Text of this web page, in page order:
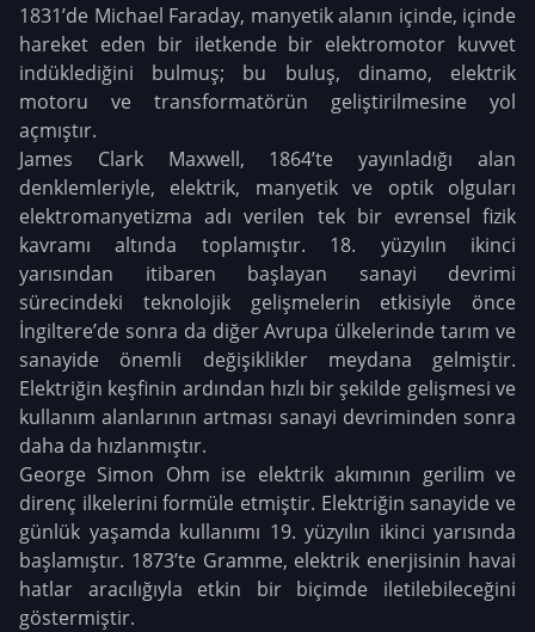
1831’de Michael Faraday, manyetik alanın içinde, içinde
hareket eden bir iletkende bir elektromotor kuvvet
indüklediğini bulmuş; bu buluş, dinamo, elektrik
motoru ve transformatörün geliştirilmesine yol
açmıştır.
James Clark Maxwell, 1864’te yayınladığı alan
denklemleriyle, elektrik, manyetik ve optik olguları
elektromanyetizma adı verilen tek bir evrensel fizik
kavramı altında toplamıştır. 18. yüzyılın ikinci
yarısından itibaren başlayan sanayi devrimi
sürecindeki teknolojik gelişmelerin etkisiyle önce
İngiltere’de sonra da diğer Avrupa ülkelerinde tarım ve
sanayide önemli değişiklikler meydana gelmiştir.
Elektriğin keşfinin ardından hızlı bir şekilde gelişmesi ve
kullanım alanlarının artması sanayi devriminden sonra
daha da hızlanmıştır.
George Simon Ohm ise elektrik akımının gerilim ve
direnç ilkelerini formüle etmiştir. Elektriğin sanayide ve
günlük yaşamda kullanımı 19. yüzyılın ikinci yarısında
başlamıştır. 1873’te Gramme, elektrik enerjisinin havai
hatlar aracılığıyla etkin bir biçimde iletilebileceğini
göstermiştir.